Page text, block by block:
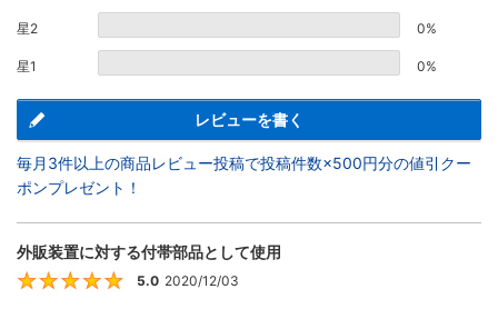
星2 0%
星1 0%
レビューを書く
毎月3件以上の商品レビュー投稿で投稿件数×500円分の値引クー
ポンプレゼント！
外販装置に対する付帯部品として使用
5
5.0 2020/12/03